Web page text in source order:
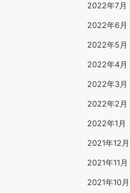
2022年7月
2022年6月
2022年5月
2022年4月
2022年3月
2022年2月
2022年1月
2021年12月
2021年11月
2021年10月